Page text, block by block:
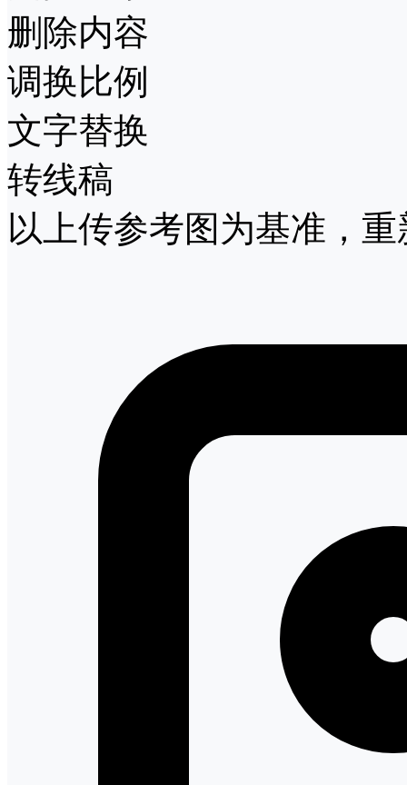
删除内容
调换比例
文字替换
转线稿
以上传参考图为基准，